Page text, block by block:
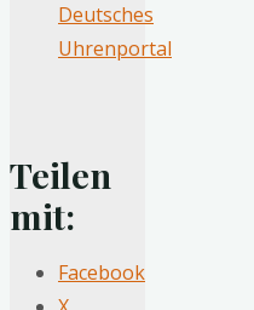
Deutsches
Uhrenportal
Teilen
mit:
Facebook